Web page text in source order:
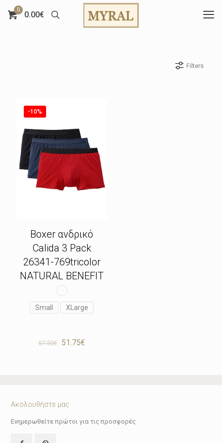
0
0.00€
Filters
-10%
Boxer ανδρικό
Calida 3 Pack
26341-769tricolor
NATURAL BENEFIT
Small XLarge
57.50€
Original
51.75€
Ακολουθήστε μας
Ενημερωθείτε πρώτοι για τις προσφορές